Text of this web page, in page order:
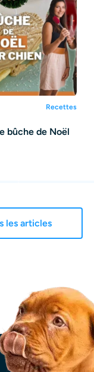
Recettes
bûche de Noël
les articles